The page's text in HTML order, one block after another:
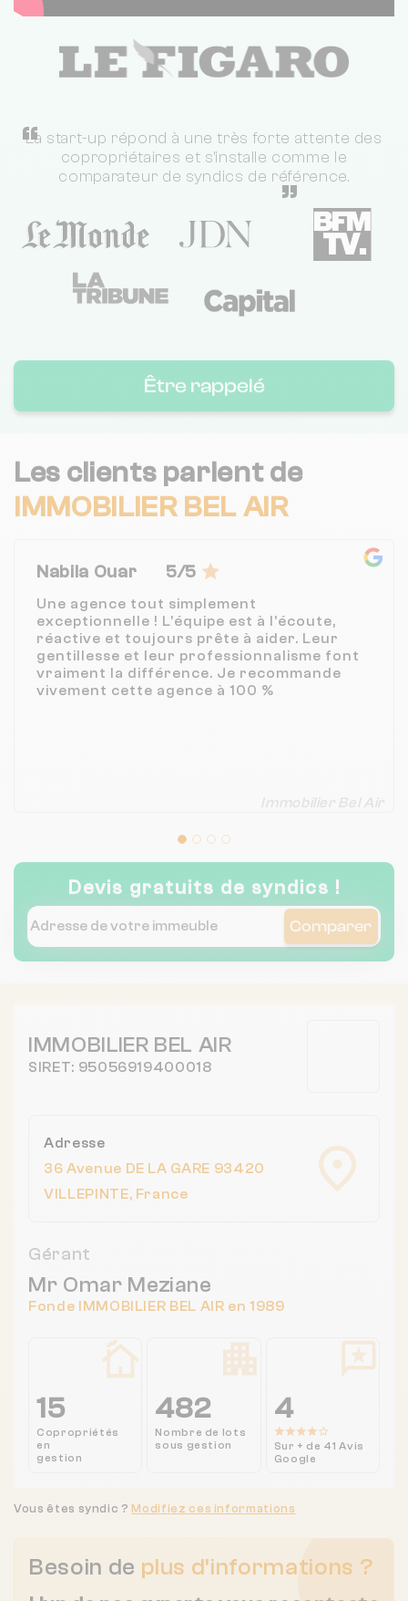
“
La start-up répond à une très forte attente des
copropriétaires et s'installe comme le
comparateur de syndics de référence.
”
Être rappelé
Les clients parlent de
IMMOBILIER BEL AIR
Nabila Ouar 5/5
Une agence tout simplement
exceptionnelle ! L’équipe est à l’écoute,
réactive et toujours prête à aider. Leur
gentillesse et leur professionnalisme font
vraiment la différence. Je recommande
vivement cette agence à 100 %
Immobilier Bel Air
Devis gratuits de syndics !
Comparer
IMMOBILIER BEL AIR
SIRET: 95056919400018
Adresse
36 Avenue DE LA GARE 93420
VILLEPINTE, France
Gérant
Mr Omar Meziane
Fonde IMMOBILIER BEL AIR en 1989
15
Copropriétés
en
gestion
482
Nombre de lots
sous gestion
4
Sur + de 41 Avis
Google
Besoin de plus d'informations ?
Vous êtes syndic ? Modifiez ces informations